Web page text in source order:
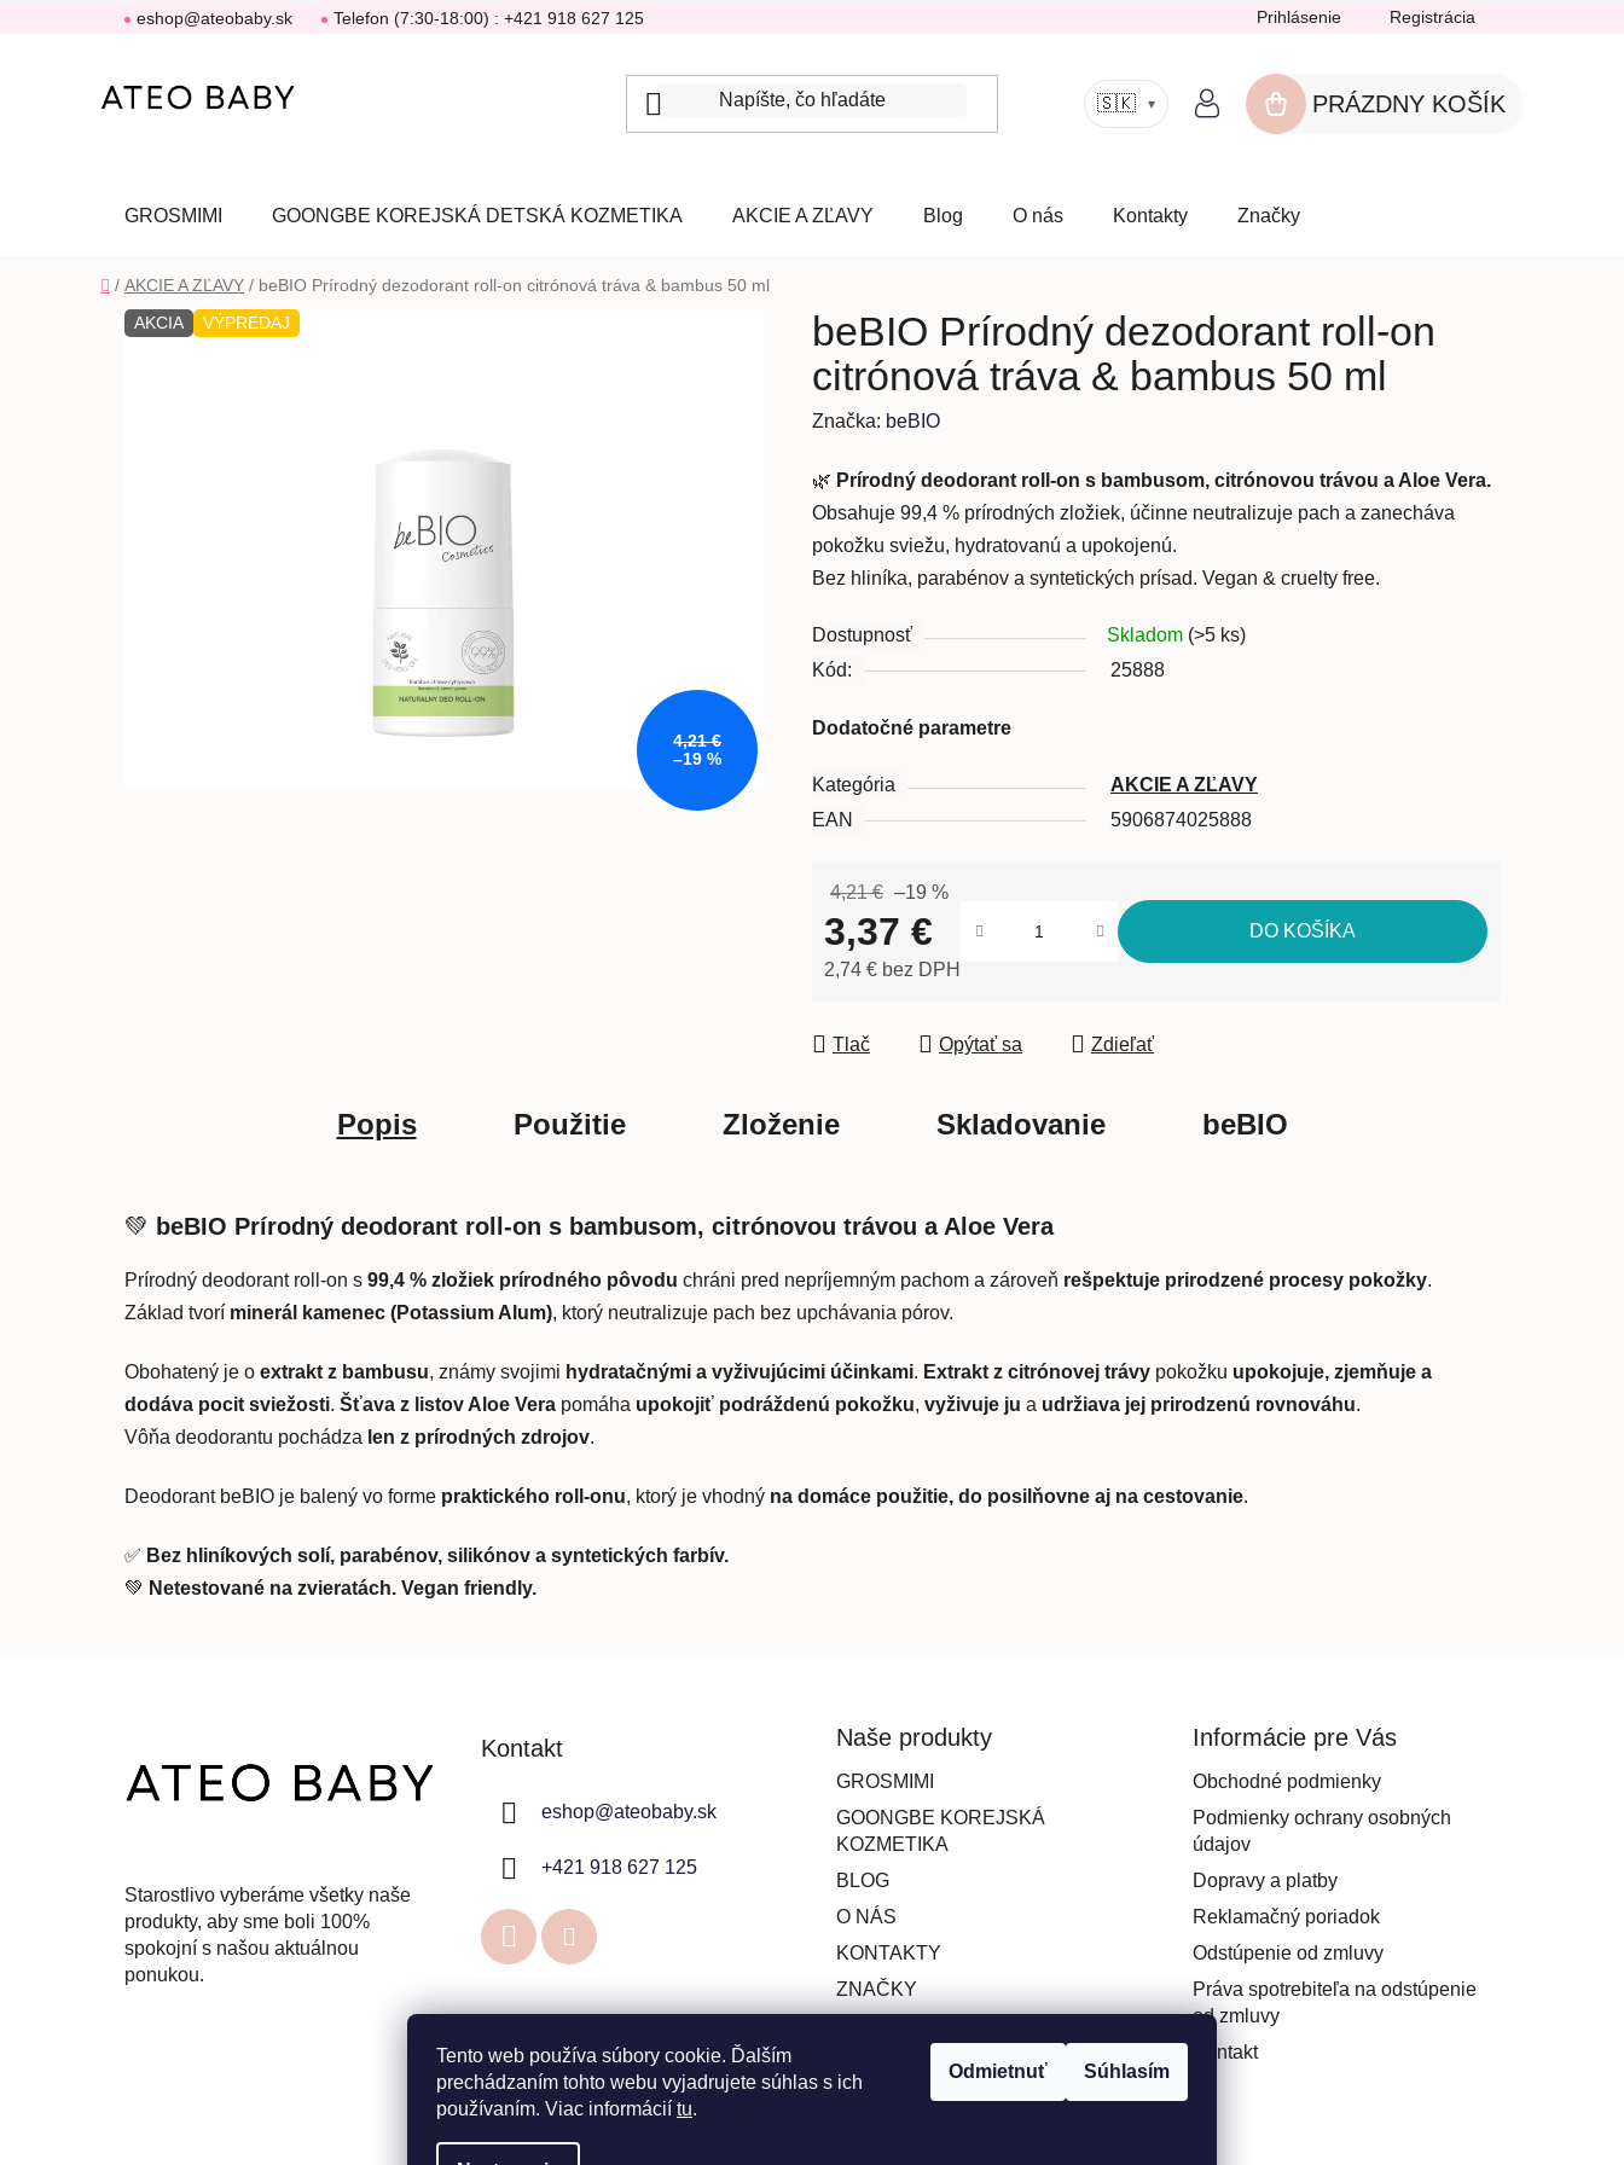
Tento web používa súbory cookie. Ďalším
prechádzaním tohto webu vyjadrujete súhlas s ich
používaním. Viac informácií tu.
Odmietnuť Súhlasím
eshop@ateobaby.sk Telefon (7:30-18:00) : +421 918 627 125 Prihlásenie Registrácia
🇸🇰 ▾
NÁKUPNÝ
PRÁZDNY KOŠÍK
GROSMIMI GOONGBE KOREJSKÁ DETSKÁ KOZMETIKA AKCIE A ZĽAVY Blog O nás Kontakty Značky
Domov
/ AKCIE A ZĽAVY / beBIO Prírodný dezodorant roll-on citrónová tráva & bambus 50 ml
beBIO Prírodný dezodorant roll-on
citrónová tráva & bambus 50 ml
Značka: beBIO
🌿 Prírodný deodorant roll-on s bambusom, citrónovou trávou a Aloe Vera.
Obsahuje 99,4 % prírodných zložiek, účinne neutralizuje pach a zanecháva
pokožku sviežu, hydratovanú a upokojenú.
Bez hliníka, parabénov a syntetických prísad. Vegan & cruelty free.
Dostupnosť Skladom (>5 ks)
Kód:
25888
Dodatočné parametre
Kategória
AKCIE A ZĽAVY
EAN
5906874025888
4,21 € –19 %
3,37 €
2,74 € bez DPH
DO KOŠÍKA
Tlač Opýtať sa Zdieľať
AKCIA VÝPREDAJ
4,21 €
–19 %
Popis Použitie Zloženie Skladovanie beBIO
💚 beBIO Prírodný deodorant roll-on s bambusom, citrónovou trávou a Aloe Vera
Prírodný deodorant roll-on s 99,4 % zložiek prírodného pôvodu chráni pred nepríjemným pachom a zároveň rešpektuje prirodzené procesy pokožky.
Základ tvorí minerál kamenec (Potassium Alum), ktorý neutralizuje pach bez upchávania pórov.
Obohatený je o extrakt z bambusu, známy svojimi hydratačnými a vyživujúcimi účinkami. Extrakt z citrónovej trávy pokožku upokojuje, zjemňuje a
dodáva pocit sviežosti. Šťava z listov Aloe Vera pomáha upokojiť podráždenú pokožku, vyživuje ju a udržiava jej prirodzenú rovnováhu.
Vôňa deodorantu pochádza len z prírodných zdrojov.
Deodorant beBIO je balený vo forme praktického roll-onu, ktorý je vhodný na domáce použitie, do posilňovne aj na cestovanie.
✅ Bez hliníkových solí, parabénov, silikónov a syntetických farbív.
💚 Netestované na zvieratách. Vegan friendly.
Starostlivo vyberáme všetky naše
produkty, aby sme boli 100%
spokojní s našou aktuálnou
ponukou.
Kontakt
eshop@ateobaby.sk
+421 918 627 125
Naše produkty
GROSMIMI
GOONGBE KOREJSKÁ
KOZMETIKA
BLOG
O NÁS
KONTAKTY
ZNAČKY
Informácie pre Vás
Obchodné podmienky
Podmienky ochrany osobných
údajov
Dopravy a platby
Reklamačný poriadok
Odstúpenie od zmluvy
Práva spotrebiteľa na odstúpenie
od zmluvy
Kontakt